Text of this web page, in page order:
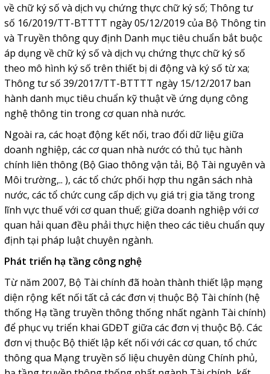
về chữ ký số và dịch vụ chứng thực chữ ký số; Thông tư
số 16/2019/TT-BTTTT ngày 05/12/2019 của Bộ Thông tin
và Truyền thông quy định Danh mục tiêu chuẩn bắt buộc
áp dụng về chữ ký số và dịch vụ chứng thực chữ ký số
theo mô hình ký số trên thiết bị di động và ký số từ xa;
Thông tư số 39/2017/TT-BTTTT ngày 15/12/2017 ban
hành danh mục tiêu chuẩn kỹ thuật về ứng dụng công
nghệ thông tin trong cơ quan nhà nước.
Ngoài ra, các hoạt động kết nối, trao đổi dữ liệu giữa
doanh nghiệp, các cơ quan nhà nước có thủ tục hành
chính liên thông (Bộ Giao thông vận tải, Bộ Tài nguyên và
Môi trường,.. ), các tổ chức phối hợp thu ngân sách nhà
nước, các tổ chức cung cấp dịch vụ giá trị gia tăng trong
lĩnh vực thuế với cơ quan thuế; giữa doanh nghiệp với cơ
quan hải quan đều phải thực hiện theo các tiêu chuẩn quy
định tại pháp luật chuyên ngành.
Phát triển hạ tầng công nghệ
Từ năm 2007, Bộ Tài chính đã hoàn thành thiết lập mạng
diện rộng kết nối tất cả các đơn vị thuộc Bộ Tài chính (hệ
thống Hạ tầng truyền thông thống nhất ngành Tài chính)
để phục vụ triển khai GDĐT giữa các đơn vị thuộc Bộ. Các
đơn vị thuộc Bộ thiết lập kết nối với các cơ quan, tổ chức
thông qua Mạng truyền số liệu chuyên dùng Chính phủ,